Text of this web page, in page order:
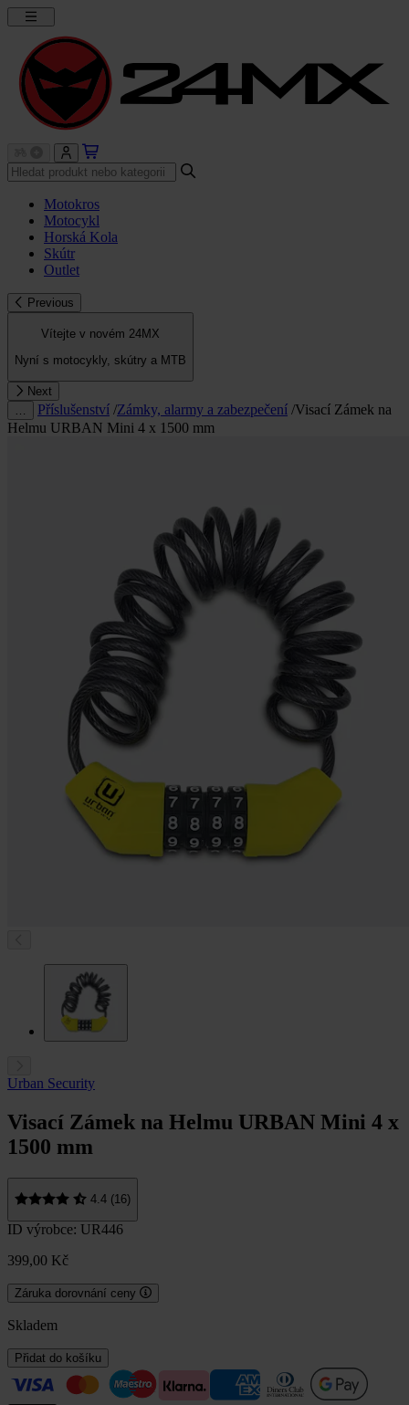
Motokros
Motocykl
Horská Kola
Skútr
Outlet
Previous
Vítejte v novém 24MX
Nyní s motocykly, skútry a MTB
Next
Příslušenství /Zámky, alarmy a zabezpečení /Visací Zámek na
Helmu URBAN Mini 4 x 1500 mm
Urban Security
Visací Zámek na Helmu URBAN Mini 4 x
1500 mm
4.4 (16)
ID výrobce: UR446
399,00 Kč
Záruka dorovnání ceny
Skladem
Přidat do košíku